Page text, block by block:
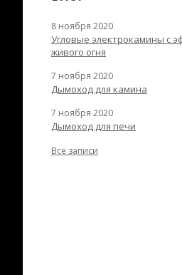
8 ноября 2020
Угловые электрокамины с
живого огня
7 ноября 2020
Дымоход для камина
7 ноября 2020
Дымоход для печи
Все записи